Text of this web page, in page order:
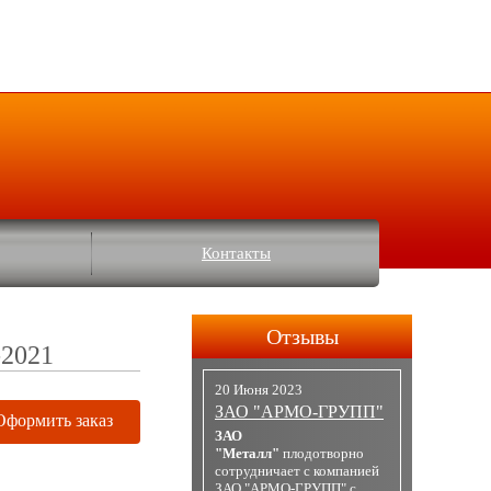
Контакты
заказ
Отзывы
20 Июня 2023
ЗАО "АРМО-ГРУПП"
ЗАО
"Металл" плодотворно
сотрудничает с компанией